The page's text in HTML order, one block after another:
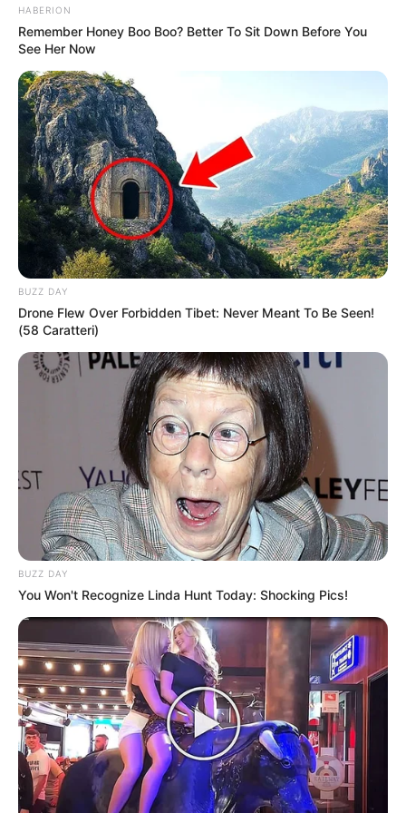
FTV
Bohong Dikit Boleh Ngga?
Buat Gue Jatuh Cinta
Finding Nino
Juminten Goes To Paris
Lampu Ajaib
Acara TV
E-Talkshow(tvOne | 2022)
Kuis Jari-Jari
The Great Magician
Take Me Out Indonesia(GTV | 2020)
(2021)
Gong Show Indonesia(RCTI | 2020)
The Voice Indonesia(GTV | 2020)
Family 100 Indonesia(2020)
Main Kata Indonesia(2020)
Shadow Singer Indonesia(2020)
Breakout (NET. | 2019)
Netijen(2019)
Match Game Indonesia(GTV | 2019)
Jogetin Aja(2019)
Republik Sosmed(Trans TV | 2018)
Xtra Ordinary(2018)
The Price Is Right Indonesia Musim III
(2018)
Biang Rumpi(No Secret) (Trans TV | 2018), seabagi Bintang
HABERION
Remember Honey Boo Boo? Better To Sit Down Before You
See Her Now
BUZZ DAY
Drone Flew Over Forbidden Tibet: Never Meant To Be Seen!
(58 Caratteri)
BUZZ DAY
You Won't Recognize Linda Hunt Today: Shocking Pics!